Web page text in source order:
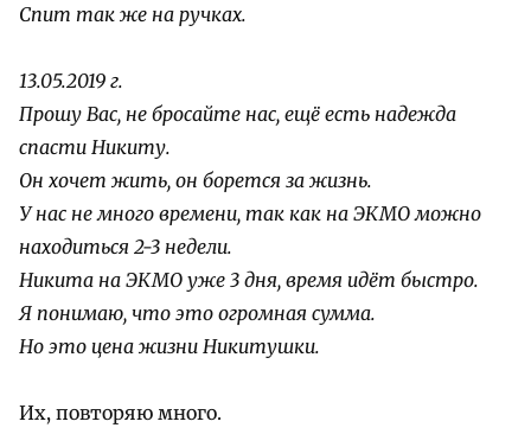
Спит так же на ручках.
13.05.2019 г.
Прошу Вас, не бросайте нас, ещё есть надежда
спасти Никиту.
Он хочет жить, он борется за жизнь.
У нас не много времени, так как на ЭКМО можно
находиться 2-3 недели.
Никита на ЭКМО уже 3 дня, время идёт быстро.
Я понимаю, что это огромная сумма.
Но это цена жизни Никитушки.
Их, повторяю много.